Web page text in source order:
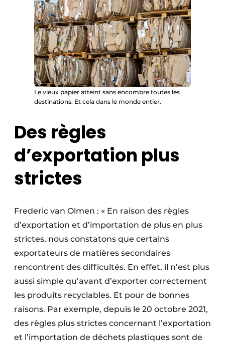
Le vieux papier atteint sans encombre toutes les
destinations. Et cela dans le monde entier.
Des règles
d’exportation plus
strictes
Frederic van Olmen : « En raison des règles
d’exportation et d’importation de plus en plus
strictes, nous constatons que certains
exportateurs de matières secondaires
rencontrent des difficultés. En effet, il n’est plus
aussi simple qu’avant d’exporter correctement
les produits recyclables. Et pour de bonnes
raisons. Par exemple, depuis le 20 octobre 2021,
des règles plus strictes concernant l’exportation
et l’importation de déchets plastiques sont de